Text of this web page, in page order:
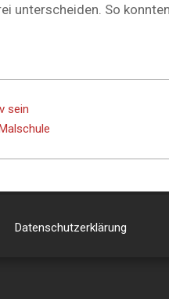
unterscheiden. So
sein
Datenschutzerklärung